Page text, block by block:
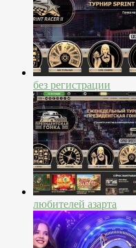
без регистрации
любителей азарта